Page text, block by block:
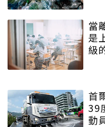
當
是
級
首
39
動